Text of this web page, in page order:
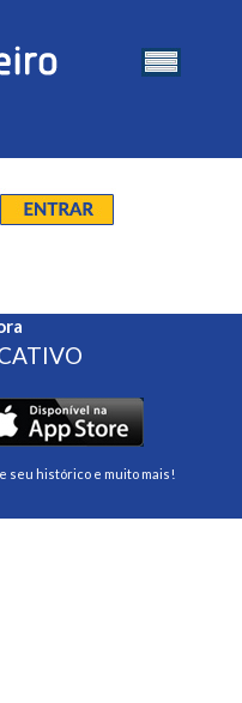
seu histórico e muito mais!